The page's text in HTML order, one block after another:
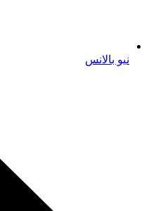
نيو بالانس